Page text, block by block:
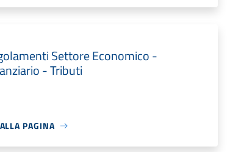
Settore Economico -
- Tributi
PAGINA